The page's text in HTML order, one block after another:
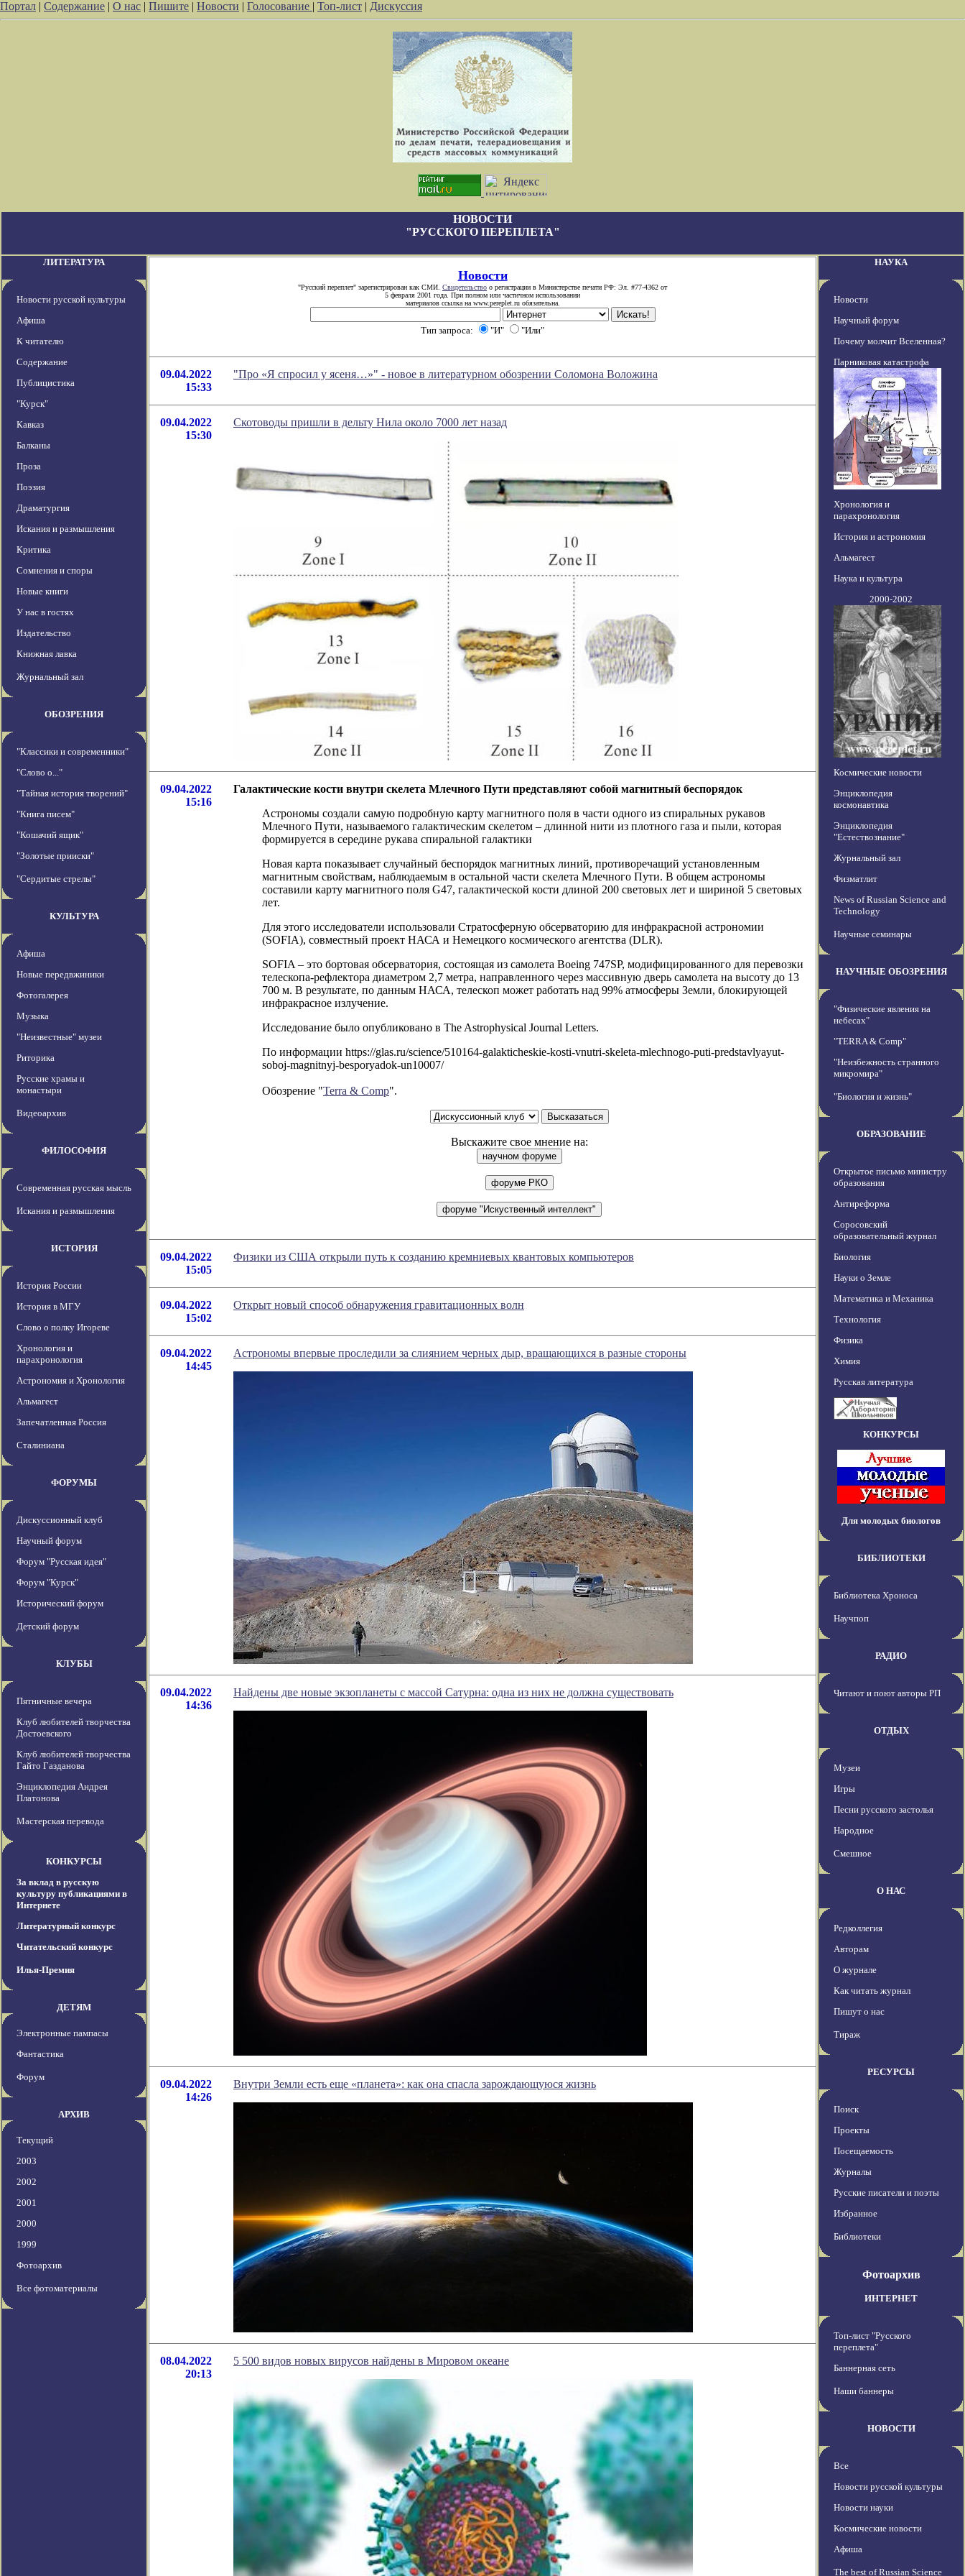
Портал | Содержание | О нас | Пишите | Новости | Голосование | Топ-лист | Дискуссия
НОВОСТИ
"РУССКОГО ПЕРЕПЛЕТА"
ЛИТЕРАТУРА
Новости русской культуры
Афиша
К читателю
Содержание
Публицистика
"Курск"
Кавказ
Балканы
Проза
Поэзия
Драматургия
Искания и размышления
Критика
Сомнения и споры
Новые книги
У нас в гостях
Издательство
Книжная лавка
Журнальный зал
ОБОЗРЕНИЯ
"Классики и современники"
"Слово о..."
"Тайная история творений"
"Книга писем"
"Кошачий ящик"
"Золотые прииски"
"Сердитые стрелы"
КУЛЬТУРА
Афиша
Новые передвжиники
Фотогалерея
Музыка
"Неизвестные" музеи
Риторика
Русские храмы и
монастыри
Видеоархив
ФИЛОСОФИЯ
Современная русская мысль
Искания и размышления
ИСТОРИЯ
История России
История в МГУ
Слово о полку Игореве
Хронология и
парахронология
Астрономия и Хронология
Альмагест
Запечатленная Россия
Сталиниана
ФОРУМЫ
Дискуссионный клуб
Научный форум
Форум "Русская идея"
Форум "Курск"
Исторический форум
Детский форум
КЛУБЫ
Пятничные вечера
Клуб любителей творчества
Достоевского
Клуб любителей творчества
Гайто Газданова
Энциклопедия Андрея
Платонова
Мастерская перевода
КОНКУРСЫ
За вклад в русскую
культуру публикациями в
Интернете
Литературный конкурс
Читательский конкурс
Илья-Премия
ДЕТЯМ
Электронные пампасы
Фантастика
Форум
АРХИВ
Текущий
2003
2002
2001
2000
1999
Фотоархив
Все фотоматериалы
Новости
"Русский переплет" зарегистрирован как СМИ. Свидетельство о регистрации в Министерстве печати РФ: Эл. #77-4362 от
5 февраля 2001 года. При полном или частичном использовании
материалов ссылка на www.pereplet.ru обязательна.
Тип запроса: "И" "Или"
09.04.2022
15:33
"Про «Я спросил у ясеня…»" - новое в литературном обозрении Соломона Воложина
09.04.2022
15:30
Скотоводы пришли в дельту Нила около 7000 лет назад
09.04.2022
15:16
Галактические кости внутри скелета Млечного Пути представляют собой магнитный беспорядок
Астрономы создали самую подробную карту магнитного поля в части одного из спиральных рукавов
Млечного Пути, называемого галактическим скелетом – длинной нити из плотного газа и пыли, которая
формируется в середине рукава спиральной галактики
Новая карта показывает случайный беспорядок магнитных линий, противоречащий установленным
магнитным свойствам, наблюдаемым в остальной части скелета Млечного Пути. В общем астрономы
составили карту магнитного поля G47, галактической кости длиной 200 световых лет и шириной 5 световых
лет.
Для этого исследователи использовали Стратосферную обсерваторию для инфракрасной астрономии
(SOFIA), совместный проект НАСА и Немецкого космического агентства (DLR).
SOFIA – это бортовая обсерватория, состоящая из самолета Boeing 747SP, модифицированного для перевозки
телескопа-рефлектора диаметром 2,7 метра, направленного через массивную дверь самолета на высоту до 13
700 м. В результате, по данным НАСА, телескоп может работать над 99% атмосферы Земли, блокирующей
инфракрасное излучение.
Исследование было опубликовано в The Astrophysical Journal Letters.
По информации https://glas.ru/science/510164-galakticheskie-kosti-vnutri-skeleta-mlechnogo-puti-predstavlyayut-
soboj-magnitnyj-besporyadok-un10007/
Обозрение "Terra & Comp".
Выскажите свое мнение на:
09.04.2022
15:05
Физики из США открыли путь к созданию кремниевых квантовых компьютеров
09.04.2022
15:02
Открыт новый способ обнаружения гравитационных волн
09.04.2022
14:45
Астрономы впервые проследили за слиянием черных дыр, вращающихся в разные стороны
09.04.2022
14:36
Найдены две новые экзопланеты с массой Сатурна: одна из них не должна существовать
09.04.2022
14:26
Внутри Земли есть еще «планета»: как она спасла зарождающуюся жизнь
08.04.2022
20:13
5 500 видов новых вирусов найдены в Мировом океане
НАУКА
Новости
Научный форум
Почему молчит Вселенная?
Парниковая катастрофа
Хронология и
парахронология
История и астрономия
Альмагест
Наука и культура
2000-2002
Космические новости
Энциклопедия
космонавтика
Энциклопедия
"Естествознание"
Журнальный зал
Физматлит
News of Russian Science and
Technology
Научные семинары
НАУЧНЫЕ ОБОЗРЕНИЯ
"Физические явления на
небесах"
"TERRA & Comp"
"Неизбежность странного
микромира"
"Биология и жизнь"
ОБРАЗОВАНИЕ
Открытое письмо министру
образования
Антиреформа
Соросовский
образовательный журнал
Биология
Науки о Земле
Математика и Механика
Технология
Физика
Химия
Русская литература
КОНКУРСЫ
Для молодых биологов
БИБЛИОТЕКИ
Библиотека Хроноса
Научпоп
РАДИО
Читают и поют авторы РП
ОТДЫХ
Музеи
Игры
Песни русского застолья
Народное
Смешное
О НАС
Редколлегия
Авторам
О журнале
Как читать журнал
Пишут о нас
Тираж
РЕСУРСЫ
Поиск
Проекты
Посещаемость
Журналы
Русские писатели и поэты
Избранное
Библиотеки
Фотоархив
ИНТЕРНЕТ
Топ-лист "Русского
переплета"
Баннерная сеть
Наши баннеры
НОВОСТИ
Все
Новости русской культуры
Новости науки
Космические новости
Афиша
The best of Russian Science